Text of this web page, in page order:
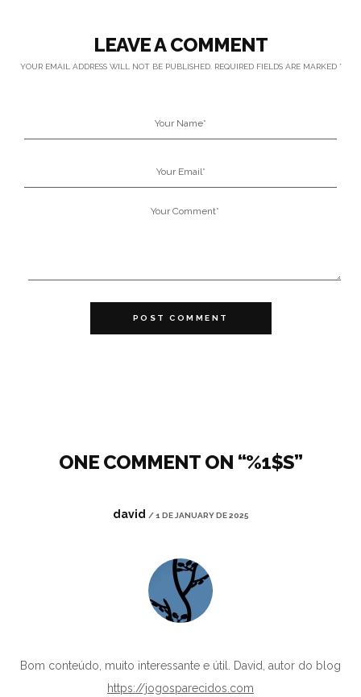
LEAVE A COMMENT
YOUR EMAIL ADDRESS WILL NOT BE PUBLISHED. REQUIRED FIELDS ARE MARKED *
POST COMMENT
ONE COMMENT ON “%1$S”
david / 1 DE JANUARY DE 2025
Bom conteúdo, muito interessante e útil. David, autor do blog
https://jogosparecidos.com